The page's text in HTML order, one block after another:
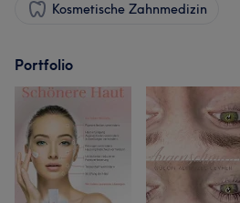
Kosmetische Zahnmedizin
Portfolio